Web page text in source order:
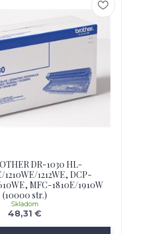
DR-1030 HL-
1210WE/1212WE, DCP-
MFC-1810E/1910W
(10000 str.)
48,31 €
Skladom